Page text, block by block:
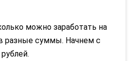
можно заработать на
разные суммы. Начнем с